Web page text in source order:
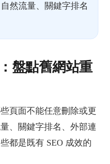
然流量、關鍵字排名
盤點舊網站重
頁面不能任意刪除或更
、關鍵字排名、外部連
都是既有 SEO 成效的